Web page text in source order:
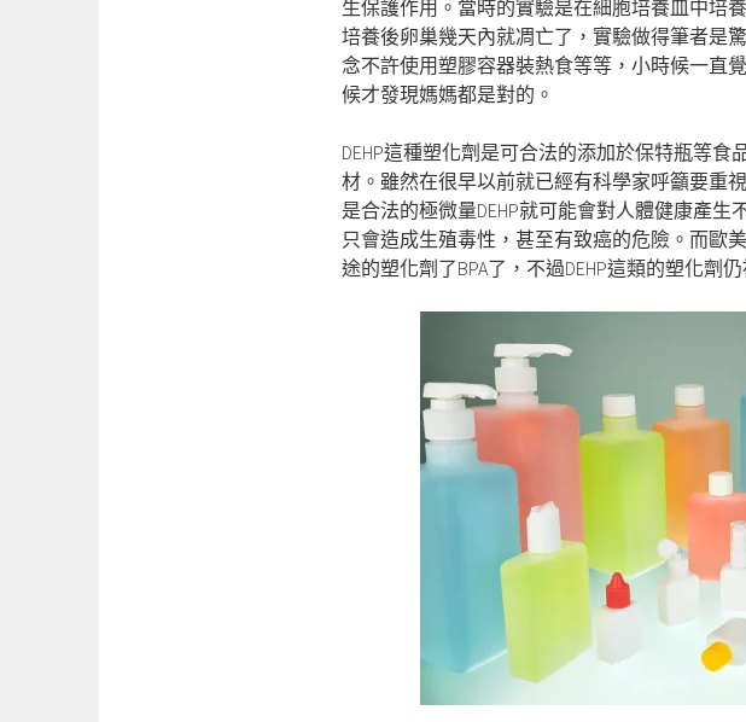
生保護作用。當時的實驗是在細胞培養皿中培
培養後卵巢幾天內就凋亡了，實驗做得筆者是
念不許使用塑膠容器裝熱食等等，小時候一直
候才發現媽媽都是對的。
DEHP這種塑化劑是可合法的添加於保特瓶等
材。雖然在很早以前就已經有科學家呼籲要重
是合法的極微量DEHP就可能會對人體健康產生
只會造成生殖毒性，甚至有致癌的危險。而歐
途的塑化劑了BPA了，不過DEHP這類的塑化劑